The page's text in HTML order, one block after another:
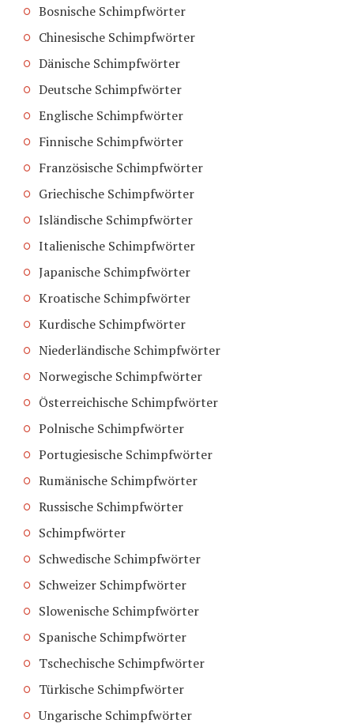
Bosnische Schimpfwörter
Chinesische Schimpfwörter
Dänische Schimpfwörter
Deutsche Schimpfwörter
Englische Schimpfwörter
Finnische Schimpfwörter
Französische Schimpfwörter
Griechische Schimpfwörter
Isländische Schimpfwörter
Italienische Schimpfwörter
Japanische Schimpfwörter
Kroatische Schimpfwörter
Kurdische Schimpfwörter
Niederländische Schimpfwörter
Norwegische Schimpfwörter
Österreichische Schimpfwörter
Polnische Schimpfwörter
Portugiesische Schimpfwörter
Rumänische Schimpfwörter
Russische Schimpfwörter
Schimpfwörter
Schwedische Schimpfwörter
Schweizer Schimpfwörter
Slowenische Schimpfwörter
Spanische Schimpfwörter
Tschechische Schimpfwörter
Türkische Schimpfwörter
Ungarische Schimpfwörter